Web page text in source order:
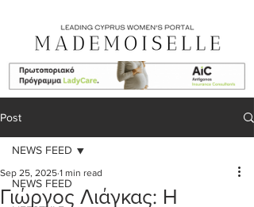
Post
NEWS FEED
NEWS FEED
Γιώργος Λιάγκας: Η
Sep 25, 2025 1 min read